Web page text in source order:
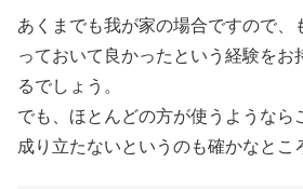
あくまでも我が家の場合ですので、
っておいて良かったという経験をお
るでしょう。
でも、ほとんどの方が使うようなら
成り立たないというのも確かなとこ